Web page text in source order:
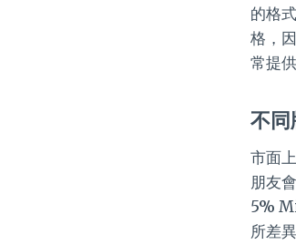
的格
格，
常提
不
市面
朋友
5%
所差